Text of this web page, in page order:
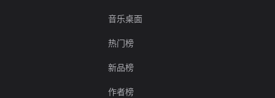
音乐桌面
热门榜
新品榜
作者榜